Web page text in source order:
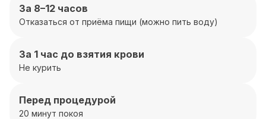
За 8–12 часов
Отказаться от приёма пищи (можно пить воду)
За 1 час до взятия крови
Не курить
Перед процедурой
20 минут покоя